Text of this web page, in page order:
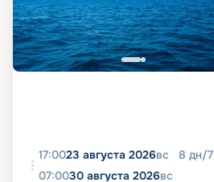
17:0023 августа 2026вс 8 дн/7
07:0030 августа 2026вс